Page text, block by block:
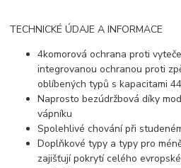
TECHNICKÉ ÚDAJE A INFORMACE
4komorová ochrana proti
integrovanou ochranou proti
oblíbených typů s kapacitami
Naprosto bezúdržbová díky
vápníku
Spolehlivé chování při
Doplňkové typy a typy pro
zajišťují pokrytí celého